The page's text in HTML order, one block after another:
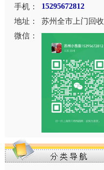
手机：
15295672812
地址：
苏州全市上门回收
微信：